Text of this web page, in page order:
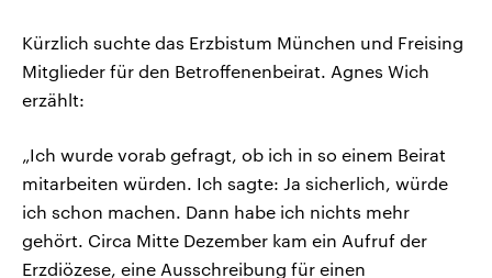
Kürzlich suchte das Erzbistum München und Freising
Mitglieder für den Betroffenenbeirat. Agnes Wich
erzählt:
„Ich wurde vorab gefragt, ob ich in so einem Beirat
mitarbeiten würden. Ich sagte: Ja sicherlich, würde
ich schon machen. Dann habe ich nichts mehr
gehört. Circa Mitte Dezember kam ein Aufruf der
Erzdiözese, eine Ausschreibung für einen